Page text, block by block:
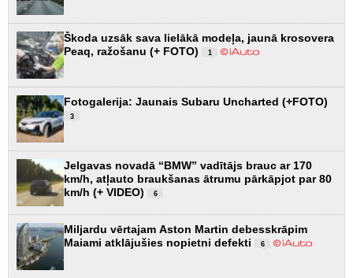
Škoda uzsāk sava lielākā modeļa, jaunā krosovera
Peaq, ražošanu (+ FOTO)
1
Fotogalerija: Jaunais Subaru Uncharted (+FOTO)
3
Jelgavas novadā “BMW” vadītājs brauc ar 170
km/h, atļauto braukšanas ātrumu pārkāpjot par 80
km/h (+ VIDEO)
6
Miljardu vērtajam Aston Martin debesskrāpim
Maiami atklājušies nopietni defekti
6